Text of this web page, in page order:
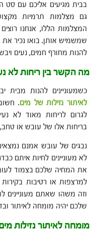
בבית מגיעים אליכם עם סט
גם מצלמות תרמיות
המצלמות הללו, אנחנו
שמשמיש אותן. בואו נכיר את
להנות מחורף חמים, נעים
מה הקשר בין ריחות לא
כשמעוניינים להנות מבית
לאיתור נזילות של מים.
לגרום לריחות מאוד לא
בריחות אלו של עובש או
נבגים של עובש אמנם
לא מעוניינים לחיות איתם
את המחיה שלכם בצמוד
למרצפות או רטיבות
וזה משהו שאתם מעוניינים
שלכם יהיה מומחה לאיתור
מומחה לאיתור נזילות